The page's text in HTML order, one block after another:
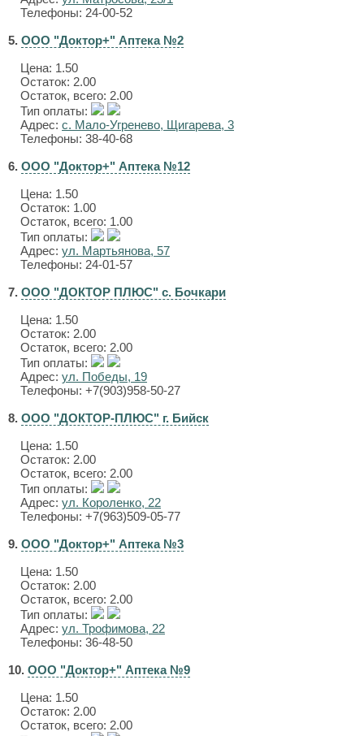
Телефоны: 24-00-52
5. ООО "Доктор+" Аптека №2
Цена: 1.50
Остаток: 2.00
Остаток, всего: 2.00
Тип оплаты:
Адрес: с. Мало-Угренево, Щигарева, 3
Телефоны: 38-40-68
6. ООО "Доктор+" Аптека №12
Цена: 1.50
Остаток: 1.00
Остаток, всего: 1.00
Тип оплаты:
Адрес: ул. Мартьянова, 57
Телефоны: 24-01-57
7. ООО "ДОКТОР ПЛЮС" с. Бочкари
Цена: 1.50
Остаток: 2.00
Остаток, всего: 2.00
Тип оплаты:
Адрес: ул. Победы, 19
Телефоны: +7(903)958-50-27
8. ООО "ДОКТОР-ПЛЮС" г. Бийск
Цена: 1.50
Остаток: 2.00
Остаток, всего: 2.00
Тип оплаты:
Адрес: ул. Короленко, 22
Телефоны: +7(963)509-05-77
9. ООО "Доктор+" Аптека №3
Цена: 1.50
Остаток: 2.00
Остаток, всего: 2.00
Тип оплаты:
Адрес: ул. Трофимова, 22
Телефоны: 36-48-50
10. ООО "Доктор+" Аптека №9
Цена: 1.50
Остаток: 2.00
Остаток, всего: 2.00